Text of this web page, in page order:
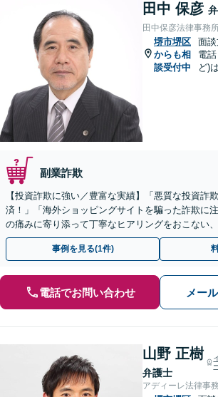
田中 保彦
田中保彦法律事務
堺市堺区
からも相
談受付中
面談
電
ど)
副業詐欺
【投資詐欺に強い／豊富な実績】「悪質な投資詐
済！」「海外ショッピングサイトを騙った詐欺に
の痛みに寄り添って丁寧なヒアリングをおこない
金が得られるよう尽力します！
事例を見る(1件)
電話でお問い合わせ メー
山野 正樹
弁護士
アディーレ法律事